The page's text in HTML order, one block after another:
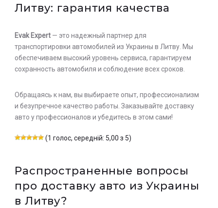
Литву: гарантия качества
Evak Expert — это надежный партнер для
транспортировки автомобилей из Украины в Литву. Мы
обеспечиваем высокий уровень сервиса, гарантируем
сохранность автомобиля и соблюдение всех сроков.
Обращаясь к нам, вы выбираете опыт, профессионализм
и безупречное качество работы. Заказывайте доставку
авто у профессионалов и убедитесь в этом сами!
(1 голос, середній: 5,00 з 5)
Распространенные вопросы
про доставку авто из Украины
в Литву?